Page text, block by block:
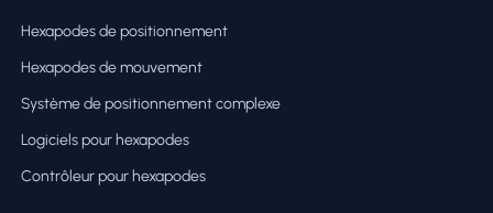
Hexapodes de positionnement
Hexapodes de mouvement
Système de positionnement complexe
Logiciels pour hexapodes
Contrôleur pour hexapodes